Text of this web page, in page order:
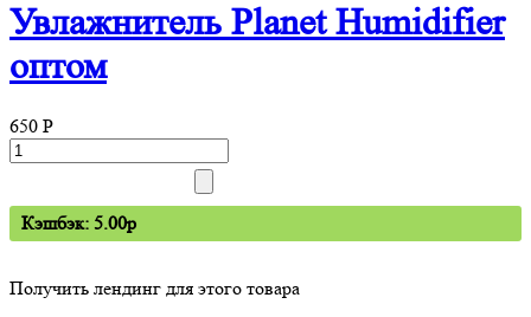
Увлажнитель Planet Humidifier
оптом
650 P
Кэшбэк: 5.00p
Получить лендинг для этого товара